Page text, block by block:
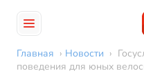
Главная › Новости ›
поведения для юных